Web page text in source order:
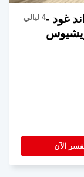
غود -4 ليالي
الآن